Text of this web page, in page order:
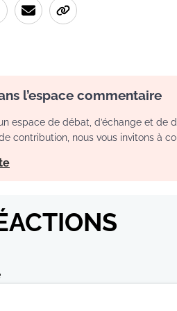
l’espace commentaire
espace de débat, d’échange et
contribution, nous vous invitons à